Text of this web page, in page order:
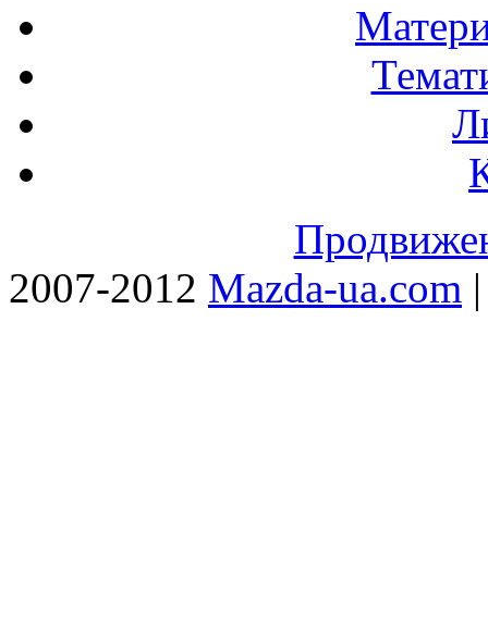
2007-2012 Mazda-ua.com